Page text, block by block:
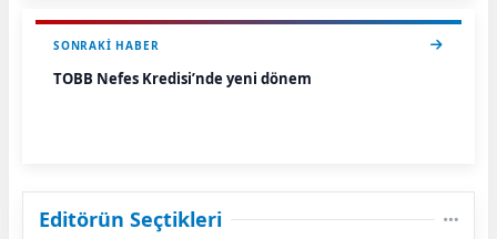
SONRAKI HABER
TOBB Nefes Kredisi’nde yeni dönem
Editörün Seçtikleri